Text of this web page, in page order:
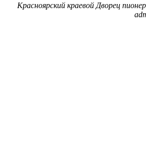
Красноярский краевой Дворец